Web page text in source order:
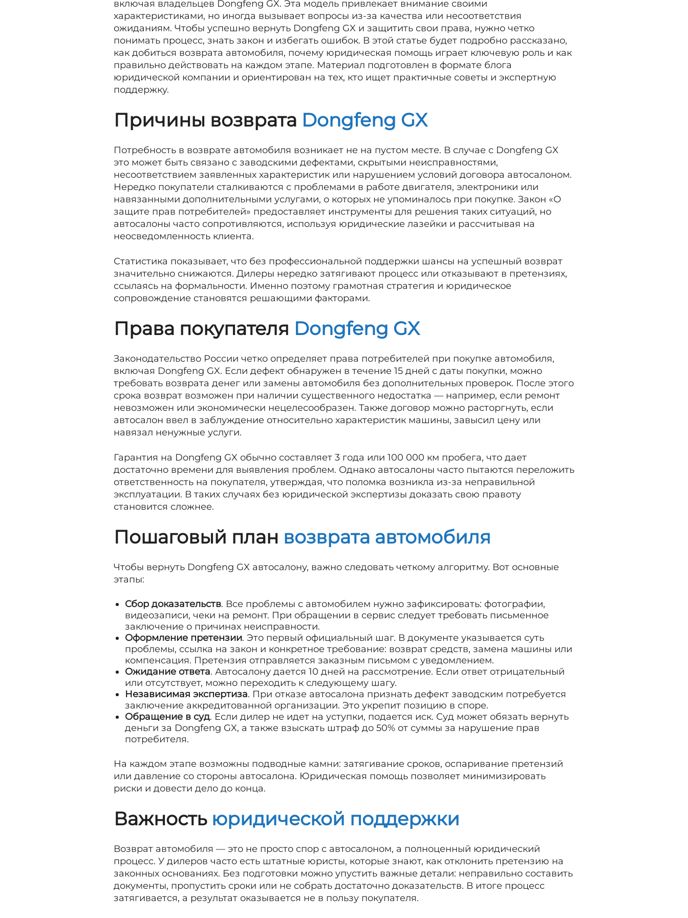
включая владельцев Dongfeng GX. Эта модель привлекает внимание своими
характеристиками, но иногда вызывает вопросы из-за качества или несоответствия
ожиданиям. Чтобы успешно вернуть Dongfeng GX и защитить свои права, нужно четко
понимать процесс, знать закон и избегать ошибок. В этой статье будет подробно рассказано,
как добиться возврата автомобиля, почему юридическая помощь играет ключевую роль и как
правильно действовать на каждом этапе. Материал подготовлен в формате блога
юридической компании и ориентирован на тех, кто ищет практичные советы и экспертную
поддержку.
Причины возврата Dongfeng GX
Потребность в возврате автомобиля возникает не на пустом месте. В случае с Dongfeng GX
это может быть связано с заводскими дефектами, скрытыми неисправностями,
несоответствием заявленных характеристик или нарушением условий договора автосалоном.
Нередко покупатели сталкиваются с проблемами в работе двигателя, электроники или
навязанными дополнительными услугами, о которых не упоминалось при покупке. Закон «О
защите прав потребителей» предоставляет инструменты для решения таких ситуаций, но
автосалоны часто сопротивляются, используя юридические лазейки и рассчитывая на
неосведомленность клиента.
Статистика показывает, что без профессиональной поддержки шансы на успешный возврат
значительно снижаются. Дилеры нередко затягивают процесс или отказывают в претензиях,
ссылаясь на формальности. Именно поэтому грамотная стратегия и юридическое
сопровождение становятся решающими факторами.
Права покупателя Dongfeng GX
Законодательство России четко определяет права потребителей при покупке автомобиля,
включая Dongfeng GX. Если дефект обнаружен в течение 15 дней с даты покупки, можно
требовать возврата денег или замены автомобиля без дополнительных проверок. После этого
срока возврат возможен при наличии существенного недостатка — например, если ремонт
невозможен или экономически нецелесообразен. Также договор можно расторгнуть, если
автосалон ввел в заблуждение относительно характеристик машины, завысил цену или
навязал ненужные услуги.
Гарантия на Dongfeng GX обычно составляет 3 года или 100 000 км пробега, что дает
достаточно времени для выявления проблем. Однако автосалоны часто пытаются переложить
ответственность на покупателя, утверждая, что поломка возникла из-за неправильной
эксплуатации. В таких случаях без юридической экспертизы доказать свою правоту
становится сложнее.
Пошаговый план возврата автомобиля
Чтобы вернуть Dongfeng GX автосалону, важно следовать четкому алгоритму. Вот основные
этапы:
Сбор доказательств. Все проблемы с автомобилем нужно зафиксировать: фотографии,
видеозаписи, чеки на ремонт. При обращении в сервис следует требовать письменное
заключение о причинах неисправности.
Оформление претензии. Это первый официальный шаг. В документе указывается суть
проблемы, ссылка на закон и конкретное требование: возврат средств, замена машины или
компенсация. Претензия отправляется заказным письмом с уведомлением.
Ожидание ответа. Автосалону дается 10 дней на рассмотрение. Если ответ отрицательный
или отсутствует, можно переходить к следующему шагу.
Независимая экспертиза. При отказе автосалона признать дефект заводским потребуется
заключение аккредитованной организации. Это укрепит позицию в споре.
Обращение в суд. Если дилер не идет на уступки, подается иск. Суд может обязать вернуть
деньги за Dongfeng GX, а также взыскать штраф до 50% от суммы за нарушение прав
потребителя.
На каждом этапе возможны подводные камни: затягивание сроков, оспаривание претензий
или давление со стороны автосалона. Юридическая помощь позволяет минимизировать
риски и довести дело до конца.
Важностьюридической поддержки
Возврат автомобиля — это не просто спор с автосалоном, а полноценный юридический
процесс. У дилеров часто есть штатные юристы, которые знают, как отклонить претензию на
законных основаниях. Без подготовки можно упустить важные детали: неправильно составить
документы, пропустить сроки или не собрать достаточно доказательств. В итоге процесс
затягивается, а результат оказывается не в пользу покупателя.